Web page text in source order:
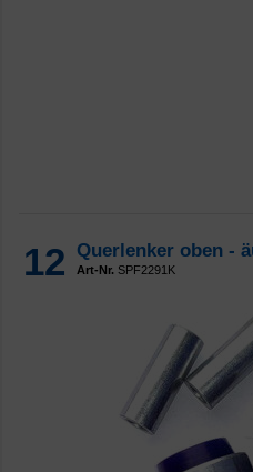
12 Querlenker oben -
Art-Nr. SPF2291K